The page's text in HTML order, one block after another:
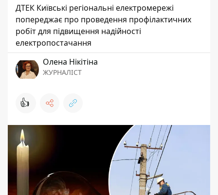
ДТЕК Київські регіональні електромережі
попереджає про проведення профілактичних
робіт для підвищення надійності
електропостачання
Олена Нікітіна
ЖУРНАЛІСТ
👍